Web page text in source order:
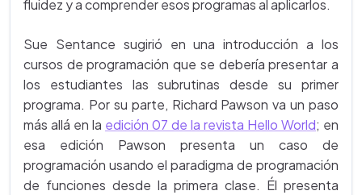
fluidez y a comprender esos programas al aplicarlos.
Sue Sentance sugirió en una introducción a los
cursos de programación que se debería presentar a
los estudiantes las subrutinas desde su primer
programa. Por su parte, Richard Pawson va un paso
más allá en la edición 07 de la revista Hello World; en
esa edición Pawson presenta un caso de
programación usando el paradigma de programación
de funciones desde la primera clase. Él presenta